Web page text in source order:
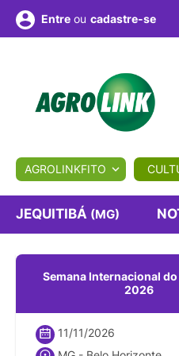
BIOLÓGICOS
Conversor Colunistas
Entre ou cadastre-se
AGROLINKFITO
JEQUITIBÁ (MG)
Semana Internacional do
2026
11/11/2026